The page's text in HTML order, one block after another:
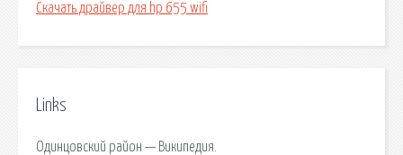
Скачать драйвер для hp 655 wifi
Links
Одинцовский район — Википедия.